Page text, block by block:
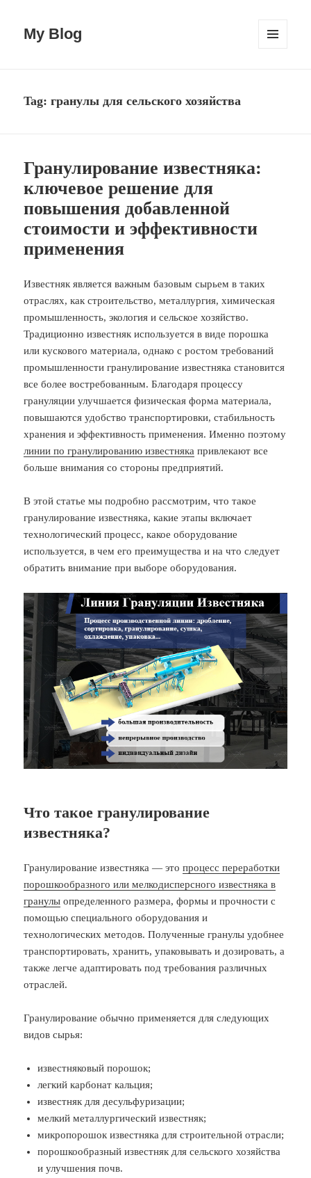
My Blog
Tag:гранулы для сельского хозяйства
Гранулирование известняка:
ключевое решение для
повышения добавленной
стоимости и эффективности
применения
Известняк является важным базовым сырьем в таких
отраслях, как строительство, металлургия, химическая
промышленность, экология и сельское хозяйство.
Традиционно известняк используется в виде порошка
или кускового материала, однако с ростом требований
промышленности гранулирование известняка становится
все более востребованным. Благодаря процессу
грануляции улучшается физическая форма материала,
повышаются удобство транспортировки, стабильность
хранения и эффективность применения. Именно поэтому
линии по гранулированию известняка привлекают все
больше внимания со стороны предприятий.
В этой статье мы подробно рассмотрим, что такое
гранулирование известняка, какие этапы включает
технологический процесс, какое оборудование
используется, в чем его преимущества и на что следует
обратить внимание при выборе оборудования.
Что такое гранулирование
известняка?
Гранулирование известняка — этопроцесс переработки
порошкообразного или мелкодисперсного известняка в
гранулы определенного размера, формы и прочности с
помощью специального оборудования и
технологических методов. Полученные гранулы удобнее
транспортировать, хранить, упаковывать и дозировать, а
также легче адаптировать под требования различных
отраслей.
Гранулирование обычно применяется для следующих
видов сырья:
известняковый порошок;
легкий карбонат кальция;
известняк для десульфуризации;
мелкий металлургический известняк;
микропорошок известняка для строительной отрасли;
порошкообразный известняк для сельского хозяйства
и улучшения почв.